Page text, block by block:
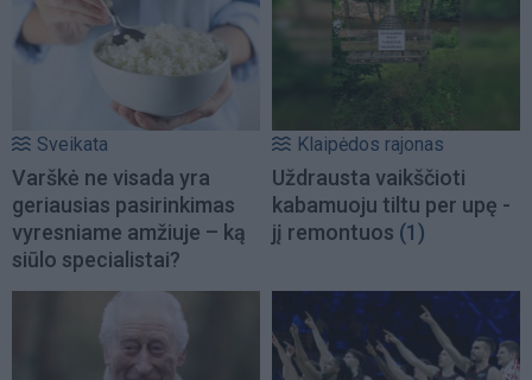
Sveikata
Varškė ne visada yra
geriausias pasirinkimas
vyresniame amžiuje – ką
siūlo specialistai?
Klaipėdos rajonas
Uždrausta vaikščioti
kabamuoju tiltu per upę -
jį remontuos (1)